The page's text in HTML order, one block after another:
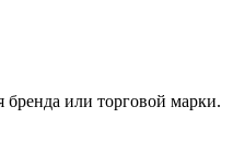
бренда или торговой марки.